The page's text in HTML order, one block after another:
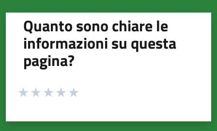
Quanto sono chiare le
informazioni su questa
pagina?
Valuta da 1 a 5 stelle la pagina